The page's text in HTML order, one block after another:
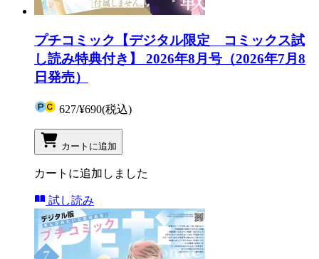
プチコミック【デジタル限定 コミックス試
し読み特典付き】 2026年8月号（2026年7月8
日発売）
627/¥690(税込)
カートに追加
カートに追加しました
試し読み